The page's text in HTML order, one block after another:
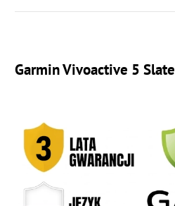
Garmin Vivoactive 5 Slate